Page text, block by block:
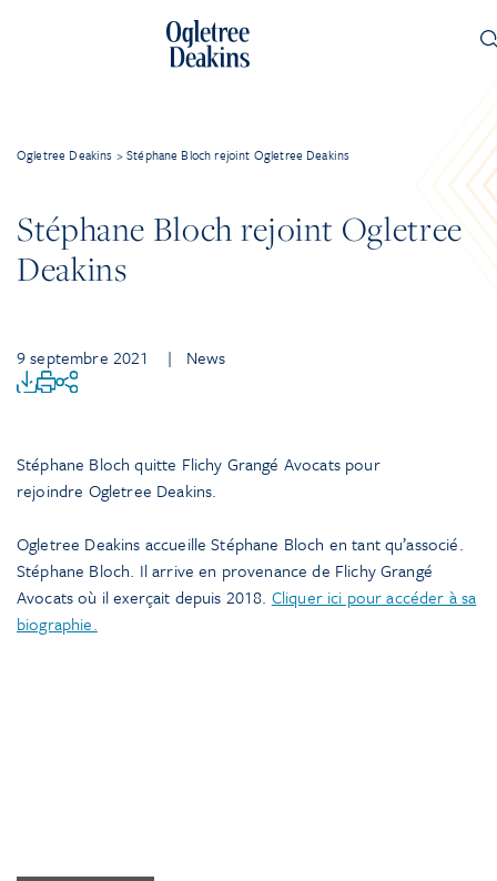
Ogletree Deakins >Stéphane Bloch rejoint Ogletree Deakins
Stéphane Bloch rejoint Ogletree
Deakins
9 septembre 2021 | News
Stéphane Bloch quitte Flichy Grangé Avocats pour
rejoindre Ogletree Deakins.
Ogletree Deakins accueille Stéphane Bloch en tant qu’associé.
Stéphane Bloch. Il arrive en provenance de Flichy Grangé
Avocats où il exerçait depuis 2018. Cliquer ici pour accéder à sa
biographie.